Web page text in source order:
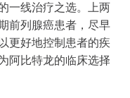
一线治疗之选。上两
前列腺癌患者，尽早
更好地控制患者的疾
阿比特龙的临床选择